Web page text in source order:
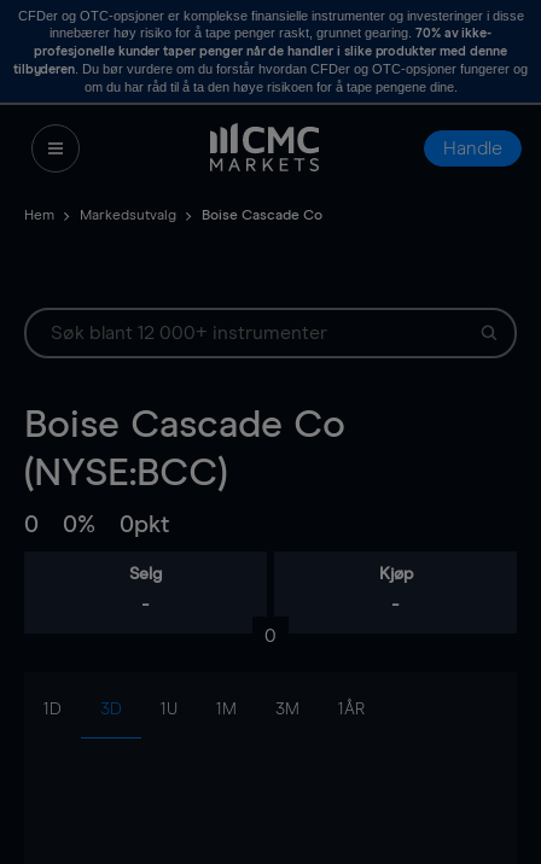
CFDer og OTC-opsjoner er komplekse finansielle instrumenter og investeringer i disse
innebærer høy risiko for å tape penger raskt, grunnet gearing. 70% av ikke-
profesjonelle kunder taper penger når de handler i slike produkter med denne
tilbyderen . Du bør vurdere om du forstår hvordan CFDer og OTC-opsjoner fungerer og
om du har råd til å ta den høye risikoen for å tape pengene dine.
Handle
Hem Markedsutvalg Boise Cascade Co
Boise Cascade Co
(NYSE:BCC)
0 0% 0pkt
Selg
-
Kjøp
-
0
1D 3D 1U 1M 3M 1ÅR